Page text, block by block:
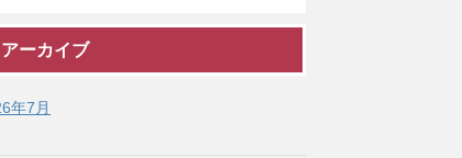
アーカイブ
年7月